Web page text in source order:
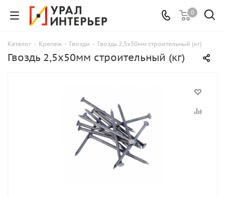
0
Каталог - Крепеж - Гвозди - Гвоздь 2,5х50мм строительный (кг)
Гвоздь 2,5х50мм строительный (кг)